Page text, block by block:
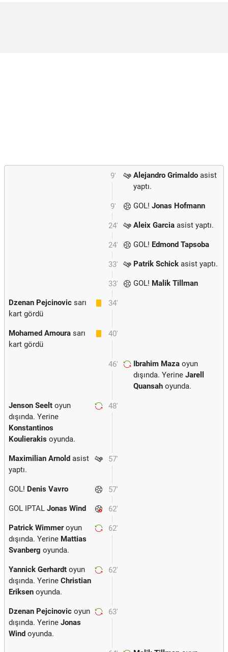
9' Alejandro Grimaldo asist
yaptı.
9' GOL! Jonas Hofmann
24' Aleix Garcia asist yaptı.
24' GOL! Edmond Tapsoba
33' Patrik Schick asist yaptı.
33' GOL! Malik Tillman
34'
Dzenan Pejcinovic sarı
kart gördü
40'
Mohamed Amoura sarı
kart gördü
46' Ibrahim Maza oyun
dışında. Yerine Jarell
Quansah oyunda.
48'
Jenson Seelt oyun
dışında. Yerine
Konstantinos
Koulierakis oyunda.
57'
Maximilian Arnold asist
yaptı.
57'
GOL! Denis Vavro
62'
GOL IPTAL Jonas Wind
62'
Patrick Wimmeroyun
dışında. Yerine Mattias
Svanberg oyunda.
62'
Yannick Gerhardt oyun
dışında. Yerine Christian
Eriksen oyunda.
63'
Dzenan Pejcinovic oyun
dışında. Yerine Jonas
Wind oyunda.